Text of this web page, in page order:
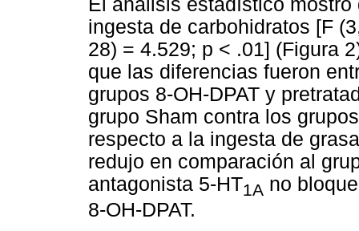
ingesta de carbohidratos [F
28) = 4.529; p < .01] (Figura
que las diferencias fueron
grupos 8-OH-DPAT y
grupo Sham contra los
respecto a la ingesta de
redujo en comparación al
antagonista 5-HT1A no
8-OH-DPAT.